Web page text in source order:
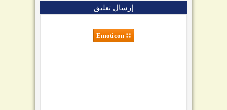
إرسال تعليق
Emoticon